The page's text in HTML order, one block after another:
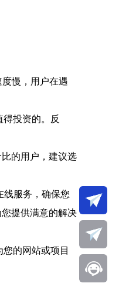
慢，用户在遇
投资的。反
的用户，建议选
线服务，确保您
提供满意的解决
的网站或项目